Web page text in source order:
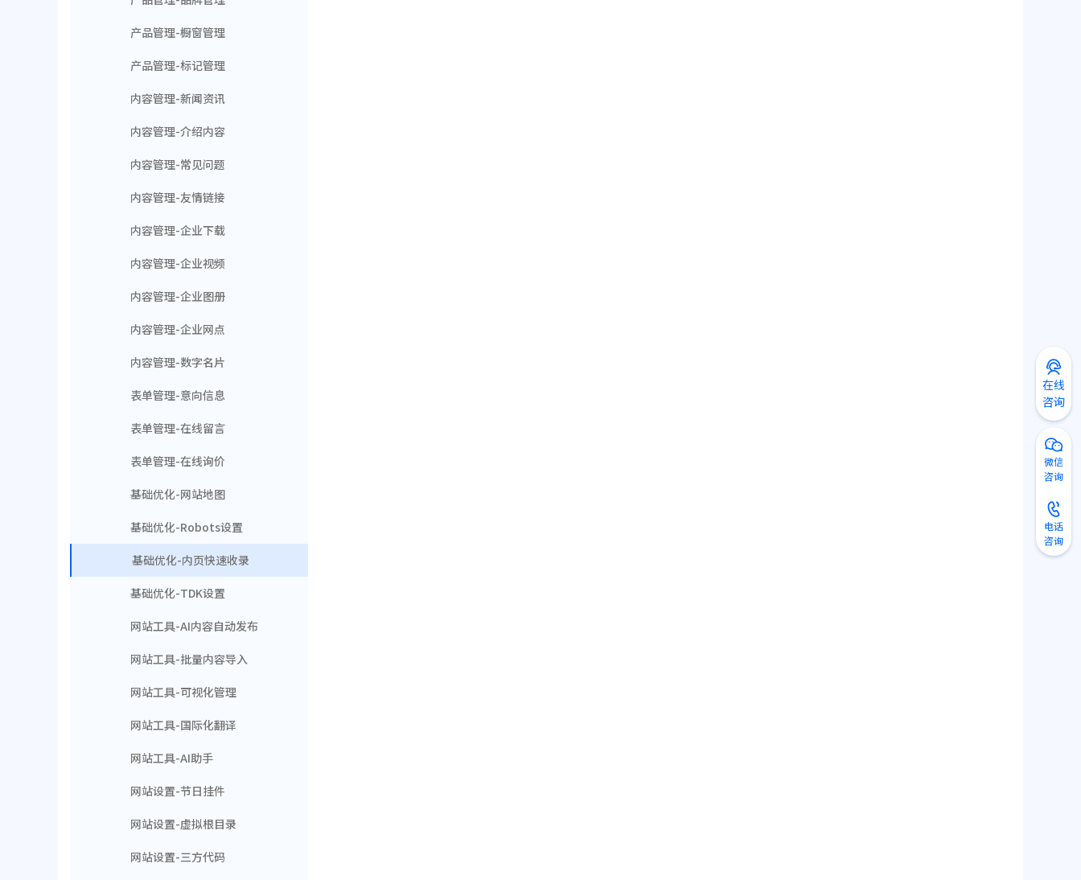
产品管理-橱窗管理
产品管理-标记管理
内容管理-新闻资讯
内容管理-介绍内容
内容管理-常见问题
内容管理-友情链接
内容管理-企业下载
内容管理-企业视频
内容管理-企业图册
内容管理-企业网点
内容管理-数字名片
表单管理-意向信息
表单管理-在线留言
表单管理-在线询价
基础优化-网站地图
基础优化-Robots设置
基础优化-内页快速收录
基础优化-TDK设置
网站工具-AI内容自动发布
网站工具-批量内容导入
网站工具-可视化管理
网站工具-国际化翻译
网站工具-AI助手
网站设置-节日挂件
网站设置-虚拟根目录
网站设置-三方代码
在线
咨询
微信
咨询
电话
咨询